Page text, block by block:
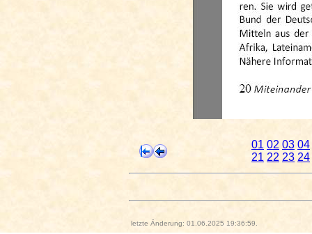
01 02 03 04
21 22 23 24
letzte Änderung: 01.06.2025 19:36:59.